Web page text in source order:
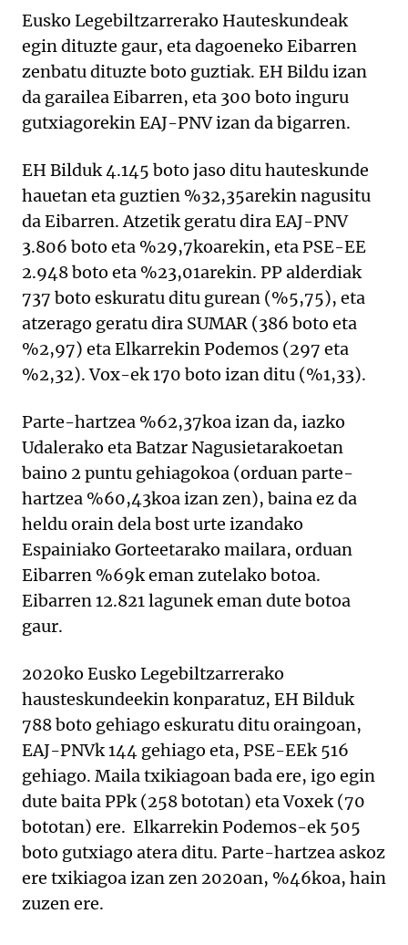
Eusko Legebiltzarrerako Hauteskundeak
egin dituzte gaur, eta dagoeneko Eibarren
zenbatu dituzte boto guztiak. EH Bildu izan
da garailea Eibarren, eta 300 boto inguru
gutxiagorekin EAJ-PNV izan da bigarren.
EH Bilduk 4.145 boto jaso ditu hauteskunde
hauetan eta guztien %32,35arekin nagusitu
da Eibarren. Atzetik geratu dira EAJ-PNV
3.806 boto eta %29,7koarekin, eta PSE-EE
2.948 boto eta %23,01arekin. PP alderdiak
737 boto eskuratu ditu gurean (%5,75), eta
atzerago geratu dira SUMAR (386 boto eta
%2,97) eta Elkarrekin Podemos (297 eta
%2,32). Vox-ek 170 boto izan ditu (%1,33).
Parte-hartzea %62,37koa izan da, iazko
Udalerako eta Batzar Nagusietarakoetan
baino 2 puntu gehiagokoa (orduan parte-
hartzea %60,43koa izan zen), baina ez da
heldu orain dela bost urte izandako
Espainiako Gorteetarako mailara, orduan
Eibarren %69k eman zutelako botoa.
Eibarren 12.821 lagunek eman dute botoa
gaur.
2020ko Eusko Legebiltzarrerako
hausteskundeekin konparatuz, EH Bilduk
788 boto gehiago eskuratu ditu oraingoan,
EAJ-PNVk 144 gehiago eta, PSE-EEk 516
gehiago. Maila txikiagoan bada ere, igo egin
dute baita PPk (258 bototan) eta Voxek (70
bototan) ere. Elkarrekin Podemos-ek 505
boto gutxiago atera ditu. Parte-hartzea askoz
ere txikiagoa izan zen 2020an, %46koa, hain
zuzen ere.